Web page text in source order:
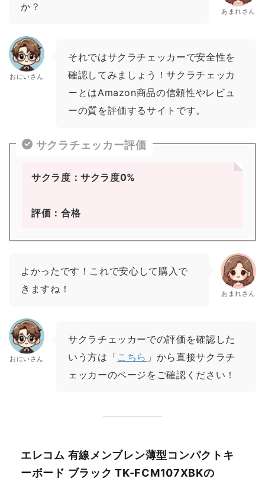
か？
あまれさん
おにいさん
それではサクラチェッカーで安全性を
確認してみましょう！サクラチェッカ
ーとはAmazon商品の信頼性やレビュ
ーの質を評価するサイトです。
サクラチェッカー評価
サクラ度：サクラ度0%
評価：合格
よかったです！これで安心して購入で
きますね！
あまれさん
おにいさん
サクラチェッカーでの評価を確認した
いう方は「こちら 」から直接サクラチ
ェッカーのページをご確認ください！
エレコム 有線メンブレン薄型コンパクトキ
ーボード ブラック TK-FCM107XBKの